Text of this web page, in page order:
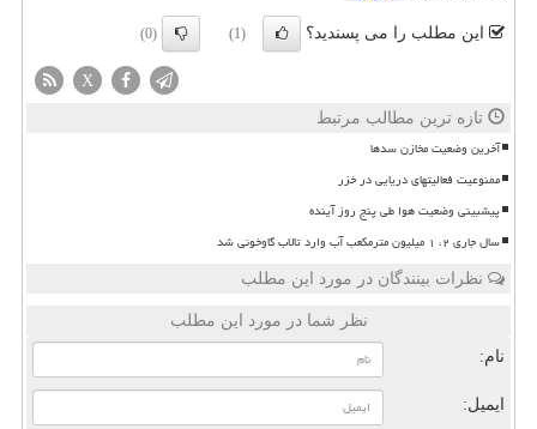
این مطلب را می پسندید؟ (1)
(0)
X
تازه ترین مطالب مرتبط
آخرین وضعیت مخازن سدها
ممنوعیت فعالیتهای دریایی در خزر
پیشبینی وضعیت هوا طی پنج روز آینده
سال جاری ۲، ۱ میلیون مترمکعب آب وارد تالاب گاوخونی شد
نظرات بینندگان در مورد این مطلب
نظر شما در مورد این مطلب
نام:
ایمیل: